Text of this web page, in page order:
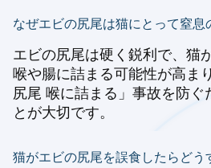
なぜエビの尻尾は猫にとって窒息
エビの尻尾は硬く鋭利で、猫
喉や腸に詰まる可能性が高ま
尻尾 喉に詰まる」事故を防ぐ
とが大切です。
猫がエビの尻尾を誤食したらどう